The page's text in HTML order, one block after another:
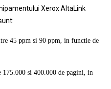
Xerox AltaLink
45 ppm si 90 ppm, in functie de
si 400.000 de pagini, in